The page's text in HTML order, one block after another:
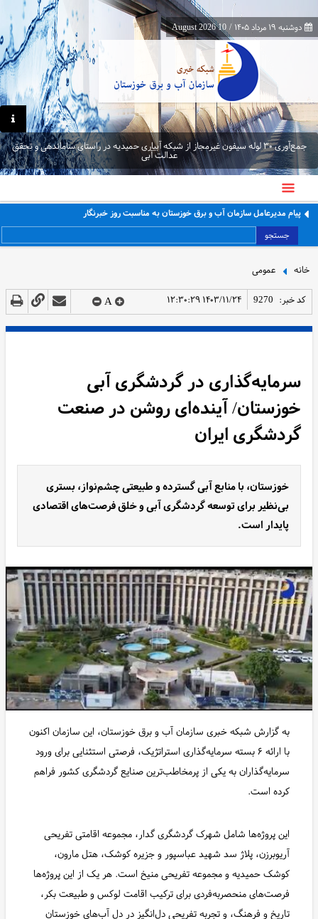
دوشنبه ۱۹ مرداد ۱۴۰۵ /
10 August 2026
جمع‌آوری ۳۰ لوله سیفون غیرمجاز از شبکه آبیاری حمیدیه در راستای ساماندهی و تحقق
عدالت آبی
پیام مدیرعامل سازمان آب و برق خوزستان به مناسبت روز خبرنگار
جستجو
خانه عمومی
کد خبر: 9270 ۱۴۰۳/۱۱/۲۴ ۱۲:۳۰:۲۹ A
سرمایه‌گذاری در گردشگری آبی
خوزستان/ آینده‌ای روشن در صنعت
گردشگری ایران
خوزستان، با منابع آبی گسترده و طبیعتی چشم‌نواز، بستری
بی‌نظیر برای توسعه گردشگری آبی و خلق فرصت‌های اقتصادی
پایدار است.
به گزارش شبکه خبری سازمان آب و برق خوزستان، این سازمان اکنون
با ارائه ۶ بسته سرمایه‌گذاری استراتژیک، فرصتی استثنایی برای ورود
سرمایه‌گذاران به یکی از پرمخاطب‌ترین صنایع گردشگری کشور فراهم
کرده است.
این پروژه‌ها شامل شهرک گردشگری گدار، مجموعه اقامتی تفریحی
آریوبرزن، پلاژ سد شهید عباسپور و جزیره کوشک، هتل مارون،
کوشک حمیدیه و مجموعه تفریحی منیخ است. هر یک از این پروژه‌ها
فرصت‌های منحصربه‌فردی برای ترکیب اقامت لوکس و طبیعت بکر،
تاریخ و فرهنگ، و تجربه تفریحی دل‌انگیز در دل آب‌های خوزستان